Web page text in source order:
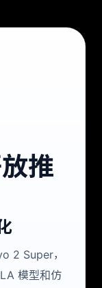
推
2 Super，
模型和仿